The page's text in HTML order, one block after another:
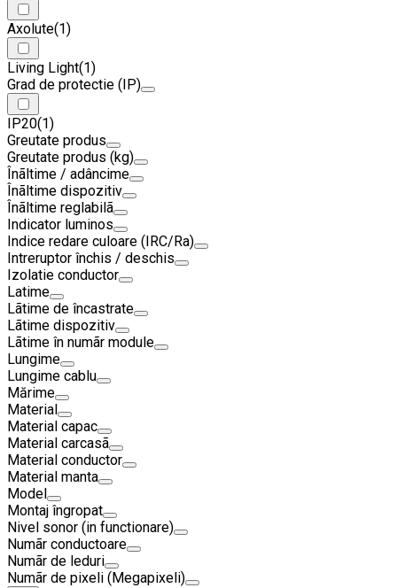
Axolute(1)
Living Light(1)
Grad de protectie (IP)
IP20(1)
Greutate produs
Greutate produs (kg)
Înãltime / adâncime
Înãltime dispozitiv
Înãltime reglabilã
Indicator luminos
Indice redare culoare (IRC/Ra)
Intreruptor închis / deschis
Izolatie conductor
Latime
Lãtime de încastrate
Lãtime dispozitiv
Lãtime în numãr module
Lungime
Lungime cablu
Mărime
Material
Material capac
Material carcasã
Material conductor
Material manta
Model
Montaj îngropat
Nivel sonor (in functionare)
Numãr conductoare
Numãr de leduri
Numãr de pixeli (Megapixeli)